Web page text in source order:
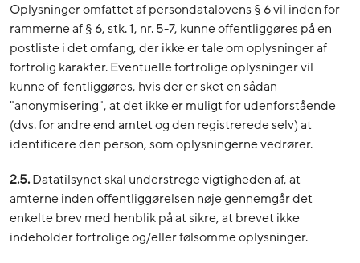
Oplysninger omfattet af persondatalovens § 6 vil inden for
rammerne af § 6, stk. 1, nr. 5-7, kunne offentliggøres på en
postliste i det omfang, der ikke er tale om oplysninger af
fortrolig karakter. Eventuelle fortrolige oplysninger vil
kunne of-fentliggøres, hvis der er sket en sådan
"anonymisering", at det ikke er muligt for udenforstående
(dvs. for andre end amtet og den registrerede selv) at
identificere den person, som oplysningerne vedrører.
2.5.Datatilsynet skal understrege vigtigheden af, at
amterne inden offentliggørelsen nøje gennemgår det
enkelte brev med henblik på at sikre, at brevet ikke
indeholder fortrolige og/eller følsomme oplysninger.